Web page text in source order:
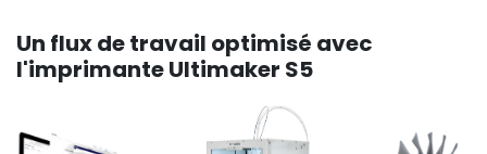
Un flux de travail optimisé avec
l'imprimante Ultimaker S5